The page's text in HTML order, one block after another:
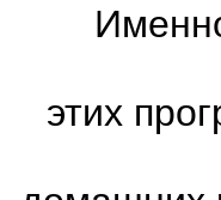
этих